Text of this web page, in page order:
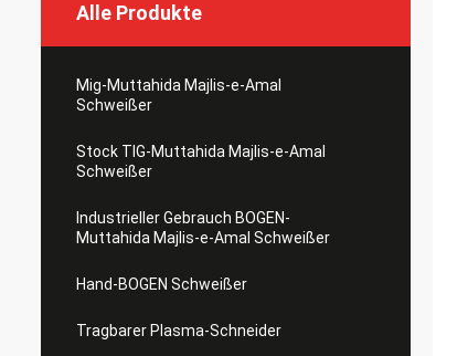
Alle Produkte
Mig-Muttahida Majlis-e-Amal
Schweißer
Stock TIG-Muttahida Majlis-e-Amal
Schweißer
Industrieller Gebrauch BOGEN-
Muttahida Majlis-e-Amal Schweißer
Hand-BOGEN Schweißer
Tragbarer Plasma-Schneider